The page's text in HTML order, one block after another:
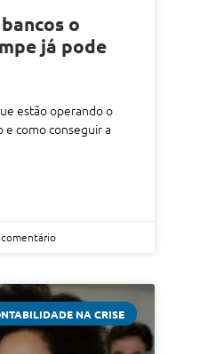
o
já pode
estão operando o
e como conseguir a
NA CRISE